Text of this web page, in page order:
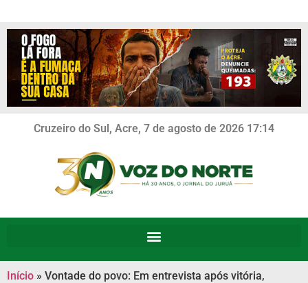
Cruzeiro do Sul, Acre, 7 de agosto de 2026 17:14
Início » Vontade do povo: Em entrevista após vitória,